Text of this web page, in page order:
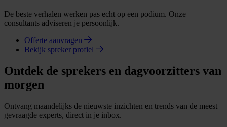
De beste verhalen werken pas echt op een podium. Onze
consultants adviseren je persoonlijk.
Offerte aanvragen
Bekijk spreker profiel
Ontdek de sprekers en dagvoorzitters van
morgen
Ontvang maandelijks de nieuwste inzichten en trends van de meest
gevraagde experts, direct in je inbox.